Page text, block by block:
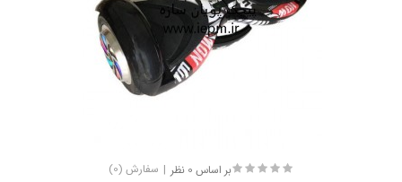
بر اساس 0 نظر سفارش (0)